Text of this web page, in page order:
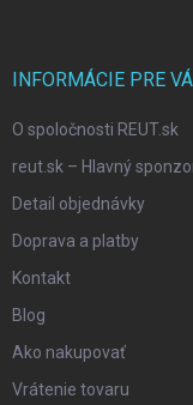
INFORMÁCIE PRE
O spoločnosti REUT.sk
reut.sk – Hlavný
Detail objednávky
Doprava a platby
Kontakt
Blog
Ako nakupovať
Vrátenie tovaru